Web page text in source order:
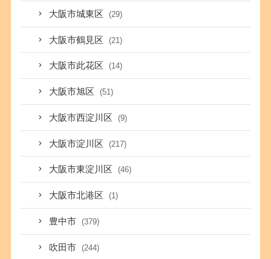
大阪市城東区 (29)
大阪市鶴見区 (21)
大阪市此花区 (14)
大阪市旭区 (51)
大阪市西淀川区 (9)
大阪市淀川区 (217)
大阪市東淀川区 (46)
大阪市北港区 (1)
豊中市 (379)
吹田市 (244)